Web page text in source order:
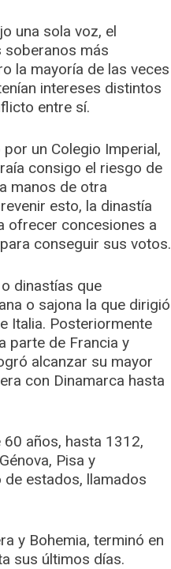
una sola voz, el
soberanos más
la mayoría de las veces
intereses distintos
entre sí.
un Colegio Imperial,
consigo el riesgo de
manos de otra
esto, la dinastía
ofrecer concesiones a
conseguir sus votos.
dinastías que
o sajona la que dirigió
Italia. Posteriormente
parte de Francia y
alcanzar su mayor
con Dinamarca hasta
años, hasta 1312,
Pisa y
estados, llamados
y Bohemia, terminó en
sus últimos días.